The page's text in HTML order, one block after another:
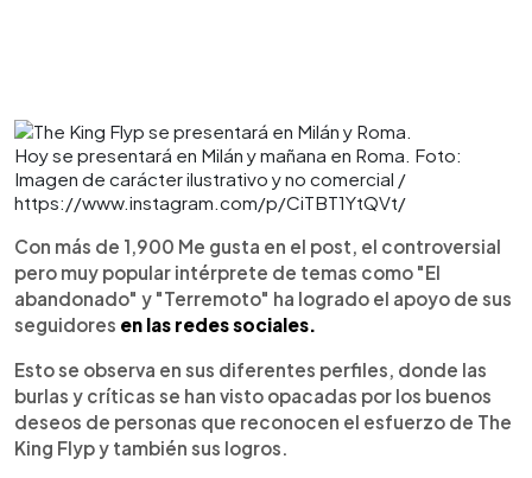
Hoy se presentará en Milán y mañana en Roma. Foto:
Imagen de carácter ilustrativo y no comercial /
https://www.instagram.com/p/CiTBT1YtQVt/
Con más de 1,900 Me gusta en el post, el controversial
pero muy popular intérprete de temas como "El
abandonado" y "Terremoto" ha logrado el apoyo de sus
seguidores en las redes sociales.
Esto se observa en sus diferentes perfiles, donde las
burlas y críticas se han visto opacadas por los buenos
deseos de personas que reconocen el esfuerzo de The
King Flyp y también sus logros.